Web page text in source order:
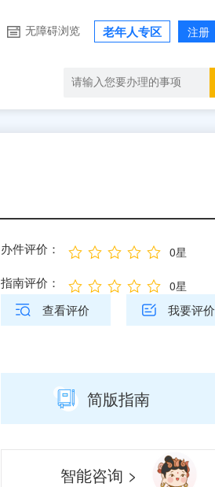
无障碍浏览 老年人专区
办件评价： 0星
指南评价： 0星
查看评价 我要评价
简版指南
智能咨询 >